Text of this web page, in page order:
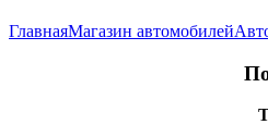
ГлавнаяМагазин автомобилей